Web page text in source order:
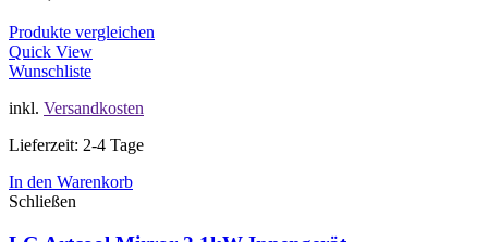
Produkte vergleichen
Quick View
Wunschliste
inkl. Versandkosten
Lieferzeit: 2-4 Tage
In den Warenkorb
Schließen